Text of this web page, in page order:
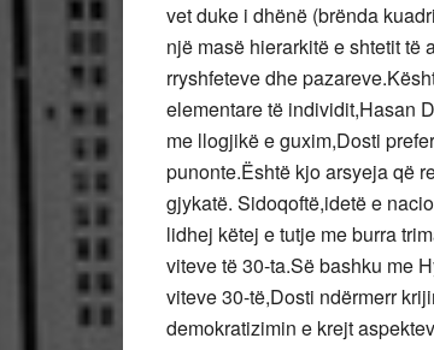
vet duke i dhënë (brënda
një masë hierarkitë e shtetit të
rryshfeteve dhe
elementare të individit,Hasan
me llogjikë e guxim,Dosti
punonte.Është kjo arsyeja që
gjykatë. Sidoqoftë,idetë e
lidhej këtej e tutje me burra
viteve të 30-ta.Së bashku me
viteve 30-të,Dosti ndërmerr
demokratizimin e krejt